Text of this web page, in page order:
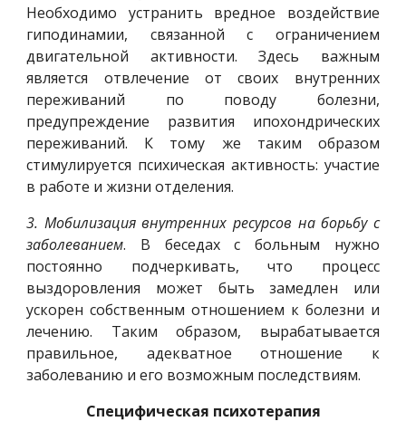
Необходимо устранить вредное воздействие
гиподинамии, связанной с ограничением
двигательной активности. Здесь важным
является отвлечение от своих внутренних
переживаний по поводу болезни,
предупреждение развития ипохондрических
переживаний. К тому же таким образом
стимулируется психическая активность: участие
в работе и жизни отделения.
3. Мобилизация внутренних ресурсов на борьбу с
заболеванием. В беседах с больным нужно
постоянно подчеркивать, что процесс
выздоровления может быть замедлен или
ускорен собственным отношением к болезни и
лечению. Таким образом, вырабатывается
правильное, адекватное отношение к
заболеванию и его возможным последствиям.
Специфическая психотерапия